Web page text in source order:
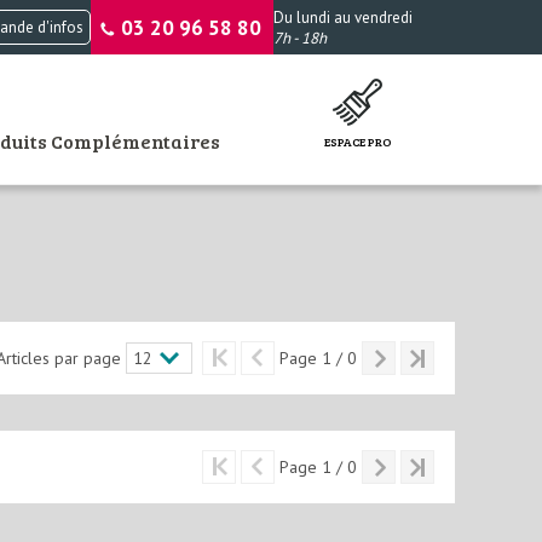
d'infos 03 20 96 58 80 Du lundi au vendredi
7h - 18h
Complémentaires ESPACE PRO
par page Page 1 / 0
Page 1 / 0